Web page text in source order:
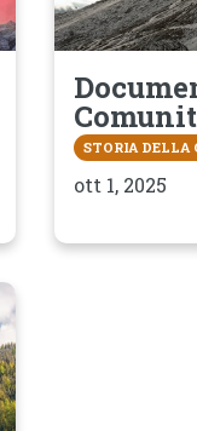
STORIA
ott 1, 2025